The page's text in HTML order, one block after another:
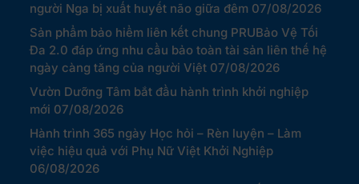
người Nga bị xuất huyết não giữa đêm 07/08/2026
Sản phẩm bảo hiểm liên kết chung PRUBảo Vệ Tối
Đa 2.0 đáp ứng nhu cầu bảo toàn tài sản liên thế hệ
ngày càng tăng của người Việt 07/08/2026
Vườn Dưỡng Tâm bắt đầu hành trình khởi nghiệp
mới 07/08/2026
Hành trình 365 ngày Học hỏi – Rèn luyện – Làm
việc hiệu quả với Phụ Nữ Việt Khởi Nghiệp
06/08/2026